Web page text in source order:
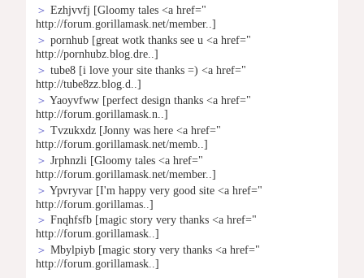
＞ Ezhjvvfj [Gloomy tales <a href="
http://forum.gorillamask.net/member..]
＞ pornhub [great wotk thanks see u <a href="
http://pornhubz.blog.dre..]
＞ tube8 [i love your site thanks =) <a href="
http://tube8zz.blog.d..]
＞ Yaoyvfww [perfect design thanks <a href="
http://forum.gorillamask.n..]
＞ Tvzukxdz [Jonny was here <a href="
http://forum.gorillamask.net/memb..]
＞ Jrphnzli [Gloomy tales <a href="
http://forum.gorillamask.net/member..]
＞ Ypvryvar [I'm happy very good site <a href="
http://forum.gorillamas..]
＞ Fnqhfsfb [magic story very thanks <a href="
http://forum.gorillamask..]
＞ Mbylpiyb [magic story very thanks <a href="
http://forum.gorillamask..]